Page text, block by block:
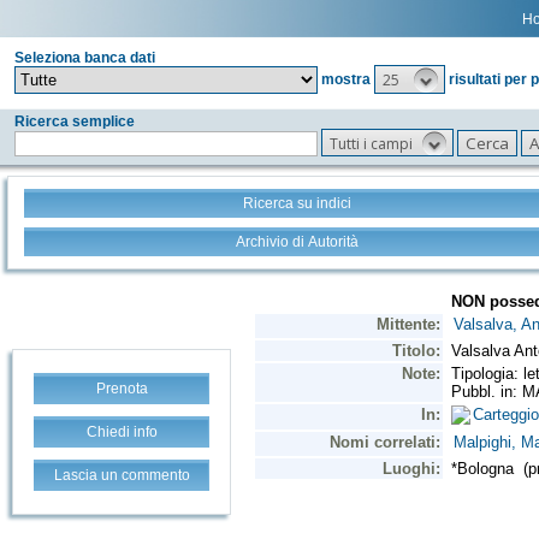
Seleziona banca dati
mostra
25 risultati per
Ricerca semplice
Tutti i campi
Ricerca su indici
Archivio di Autorità
Prenota
Chiedi info
Lascia un commento